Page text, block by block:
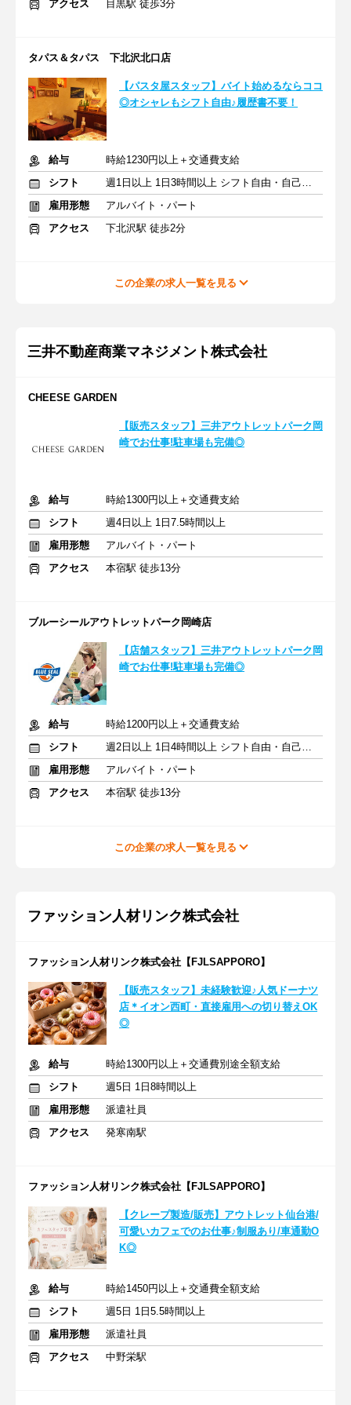
アクセス 目黒駅 徒歩3分
タパス＆タパス 下北沢北口店
【パスタ屋スタッフ】バイト始めるならココ
◎オシャレもシフト自由♪履歴書不要！
給与
時給1230円以上＋交通費支給
シフト
週1日以上 1日3時間以上 シフト自由・自己申告
雇用形態
アルバイト・パート
アクセス
下北沢駅 徒歩2分
この企業の求人一覧を見る
三井不動産商業マネジメント株式会社
CHEESE GARDEN
【販売スタッフ】三井アウトレットパーク岡
崎でお仕事!駐車場も完備◎
給与
時給1300円以上＋交通費支給
シフト
週4日以上 1日7.5時間以上
雇用形態
アルバイト・パート
アクセス
本宿駅 徒歩13分
ブルーシールアウトレットパーク岡崎店
【店舗スタッフ】三井アウトレットパーク岡
崎でお仕事!駐車場も完備◎
給与
時給1200円以上＋交通費支給
シフト
週2日以上 1日4時間以上 シフト自由・自己申告
雇用形態
アルバイト・パート
アクセス
本宿駅 徒歩13分
この企業の求人一覧を見る
ファッション人材リンク株式会社
ファッション人材リンク株式会社【FJLSAPPORO】
【販売スタッフ】未経験歓迎♪人気ドーナツ
店＊イオン西町・直接雇用への切り替えOK
◎
給与
時給1300円以上＋交通費別途全額支給
シフト
週5日 1日8時間以上
雇用形態
派遣社員
アクセス
発寒南駅
ファッション人材リンク株式会社【FJLSAPPORO】
【クレープ製造/販売】アウトレット仙台港/
可愛いカフェでのお仕事♪制服あり/車通勤O
K◎
給与
時給1450円以上＋交通費全額支給
シフト
週5日 1日5.5時間以上
雇用形態
派遣社員
アクセス
中野栄駅